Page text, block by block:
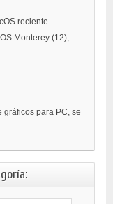
reciente
Monterey (12),
gráficos para PC, se